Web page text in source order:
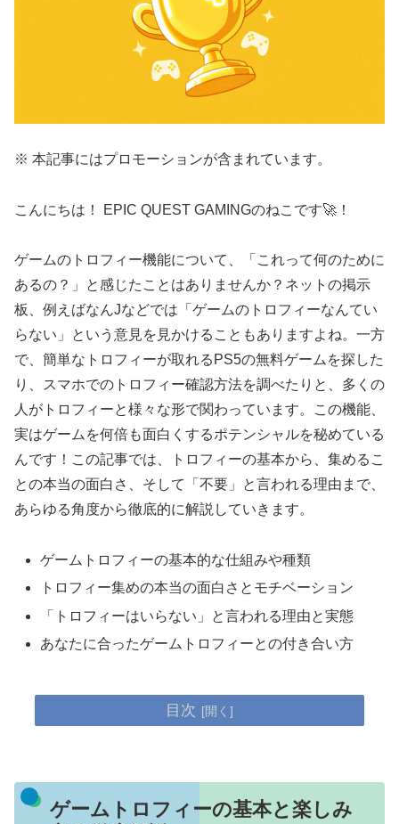
※ 本記事にはプロモーションが含まれています。
こんにちは！ EPIC QUEST GAMINGのねこです🚀！
ゲームのトロフィー機能について、「これって何のために
あるの？」と感じたことはありませんか？ネットの掲示
板、例えばなんJなどでは「ゲームのトロフィーなんてい
らない」という意見を見かけることもありますよね。一方
で、簡単なトロフィーが取れるPS5の無料ゲームを探した
り、スマホでのトロフィー確認方法を調べたりと、多くの
人がトロフィーと様々な形で関わっています。この機能、
実はゲームを何倍も面白くするポテンシャルを秘めている
んです！この記事では、トロフィーの基本から、集めるこ
との本当の面白さ、そして「不要」と言われる理由まで、
あらゆる角度から徹底的に解説していきます。
ゲームトロフィーの基本的な仕組みや種類
トロフィー集めの本当の面白さとモチベーション
「トロフィーはいらない」と言われる理由と実態
あなたに合ったゲームトロフィーとの付き合い方
目次
ゲームトロフィーの基本と楽しみ